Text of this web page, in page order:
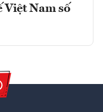
Việt Nam số